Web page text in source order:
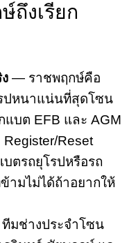
ถึงเรียก
— ราชพฤกษ์คือ
ปหนาแน่นที่สุดโซน
แบต EFB และ AGM
Register/Reset
ตรถยุโรปหรือรถ
ามไม่ได้ถ้าอยากให้
มช่างประจำโซน